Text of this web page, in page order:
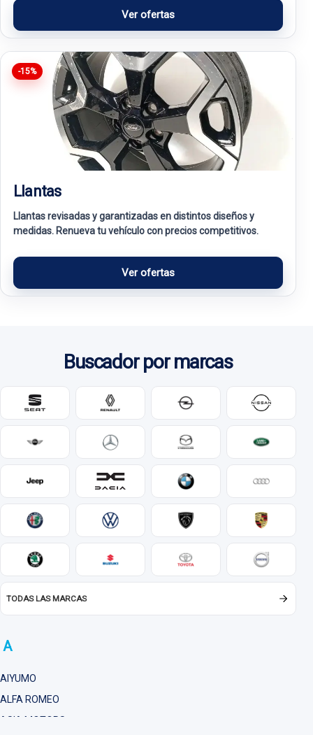
Ver ofertas
-15%
Llantas
Llantas revisadas y garantizadas en distintos diseños y
medidas. Renueva tu vehículo con precios competitivos.
Ver ofertas
Buscador por marcas
Marcas
TODAS LAS MARCAS
A
AIYUMO
ALFA ROMEO